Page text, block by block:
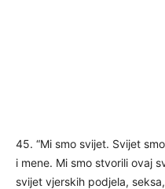
45. “Mi smo svijet. Svijet
i mene. Mi smo stvorili ovaj
svijet vjerskih podjela,